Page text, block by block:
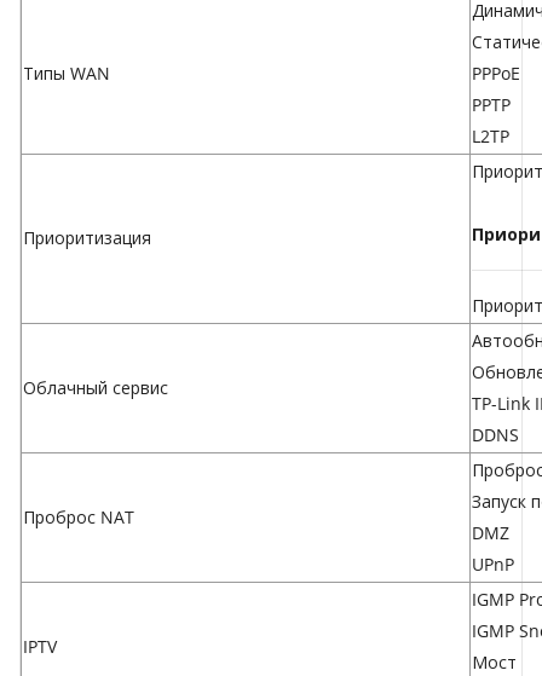
Типы WAN
PPPoE
PPTP
L2TP
Приоритизация
Облачный сервис
TP-Link
DDNS
Проброс NAT
Запуск
DMZ
UPnP
IPTV
IGMP
IGMP
Мост